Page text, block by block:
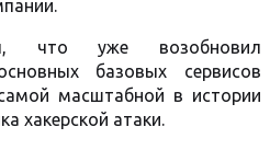
что уже возобновил
базовых сервисов
масштабной в истории
хакерской атаки.